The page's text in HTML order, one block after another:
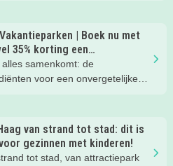
Vakantieparken | Boek nu met
35% korting een
alles samenkomt: de
voor een onvergetelijke
van strand tot stad: dit is
gezinnen met kinderen!
tot stad, van attractiepark